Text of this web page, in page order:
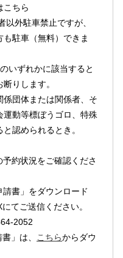
こちら
外駐車禁止ですが、
駐車（無料）できま
いずれかに該当すると
りします。
団体または関係者、そ
動等標ぼうゴロ、特殊
認められるとき。
約状況をご確認くださ
書」をダウンロード
てご送信ください。
2052
」は、
こちらからダウ